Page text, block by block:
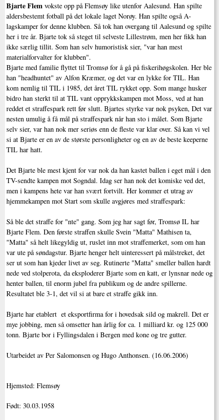
Bjarte Flem vokste opp på Flemsøy like utenfor Aalesund. Han spilte
aldersbestemt fotball på det lokale laget Norøy. Han spilte også A-
lagskamper for denne klubben. Så tok han overgang til Aalesund og spilte
her i tre år. Bjarte tok så steget til selveste Lillestrøm, men her fikk han
ikke særlig tillit. Som han selv humoristisk sier, "var han mest
materialforvalter for klubben".
Bjarte med familie flyttet til Tromsø for å gå på fiskerihøgskolen. Her ble
han "headhuntet" av Alfon Kræmer, og det var en lykke for TIL. Han
kom nemlig til TIL i 1985, det året TIL rykket opp. Som mange husker
bidro han sterkt til at TIL vant opprykkskampen mot Moss, ved at han
reddet et straffespark rett før slutt. Bjartes styrke var nok psyken, Det var
nesten umulig å få mål på straffespark når han sto i målet. Som Bjarte
selv sier, var han nok mer seriøs enn de fleste var klar over. Så kan vi vel
si at Bjarte er en av de største personligheter og en av de beste keeperne
TIL har hatt.
Det Bjarte ble mest kjent for var nok da han kastet ballen i eget mål i den
TV-sendte kampen mot Sogndal. Idag ser han nok det komiske ved det,
men i kampens hete var han svært fortvilt. Her kommer et utrag av
hjemmekampen mot Start som skulle avgjøres med straffespark:
Så ble det straffe for "nte" gang. Som jeg har sagt før, Tromsø IL har
Bjarte Flem. Den første straffen skulle Svein "Matta" Mathisen ta,
"Matta" så helt likegyldig ut, ruslet inn mot straffemerket, som om han
var ute på søndagstur. Bjarte henger helt uinteressert på målstreket, det
ser ut som han kjeder livet av seg. Rutinerte "Matta" smeller ballen hardt
nede ved stolperota, da eksploderer Bjarte som en katt, er lynsnar nede og
henter ballen, til enorm jubel fra publikum og de andre spillerne.
Resultatet ble 3-1, det vil si at bare et straffe gikk inn.
Bjarte har etablert et eksportfirma for i hovedsak sild og makrell. Det er
mye jobbing, men så omsetter han årlig for ca. 1 milliard kr. og 125 000
tonn. Bjarte bor i Fyllingsdalen i Bergen med kone og tre gutter.
Utarbeidet av Per Salomonsen og Hugo Anthonsen. (16.06.2006)
Hjemsted: Flemsøy
Født: 30.03.1958